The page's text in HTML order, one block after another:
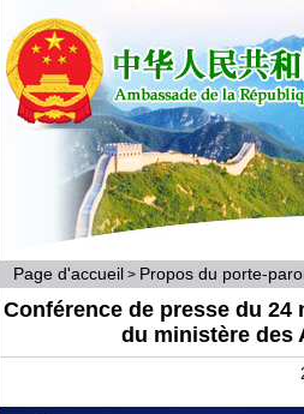
Page d'accueil > Propos du porte-
Conférence de presse du 24
du ministère des